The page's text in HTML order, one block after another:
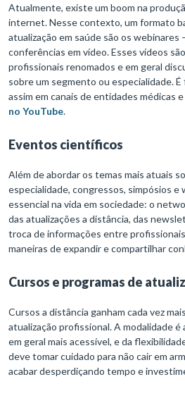
Atualmente, existe um boom na
internet. Nesse contexto, um formato
atualização em saúde são os webinares
conferências em vídeo. Esses vídeos
profissionais renomados e em geral
sobre um segmento ou especialidade.
assim em canais de entidades médicas
no YouTube.
Eventos científicos
Além de abordar os temas mais atuais
especialidade, congressos, simpósios e
essencial na vida em sociedade: o
das atualizações a distância, das
troca de informações entre
maneiras de expandir e compartilhar
Cursos e programas de
Cursos a distância ganham cada vez
atualização profissional. A modalidade
em geral mais acessível, e da
deve tomar cuidado para não cair em
acabar desperdiçando tempo e